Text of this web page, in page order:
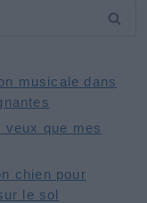
musicale dans
veux que mes
chien pour
le sol